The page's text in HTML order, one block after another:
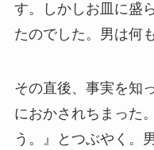
す。しかしお皿に盛
たのでした。男は何
その直後、事実を知
におかされちまった
う。』とつぶやく。